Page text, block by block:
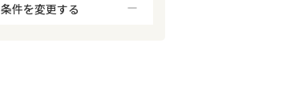
条件を変更する